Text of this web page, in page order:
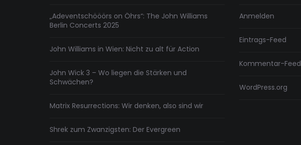
„Adeventschööörs on Öhrs“: The John Williams
Berlin Concerts 2025
John Williams in Wien: Nicht zu alt für Action
John Wick 3 – Wo liegen die Stärken und
Schwächen?
Matrix Resurrections: Wir denken, also sind wir
Shrek zum Zwanzigsten: Der Evergreen
Anmelden
Eintrags-Feed
Kommentar-Feed
WordPress.org